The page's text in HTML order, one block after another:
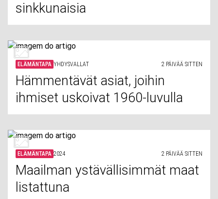
sinkkunaisia
ELÄMÄNTAPA YHDYSVALLAT 2 PÄIVÄÄ SITTEN
Hämmentävät asiat, joihin
ihmiset uskoivat 1960-luvulla
ELÄMÄNTAPA 2024 2 PÄIVÄÄ SITTEN
Maailman ystävällisimmät maat
listattuna